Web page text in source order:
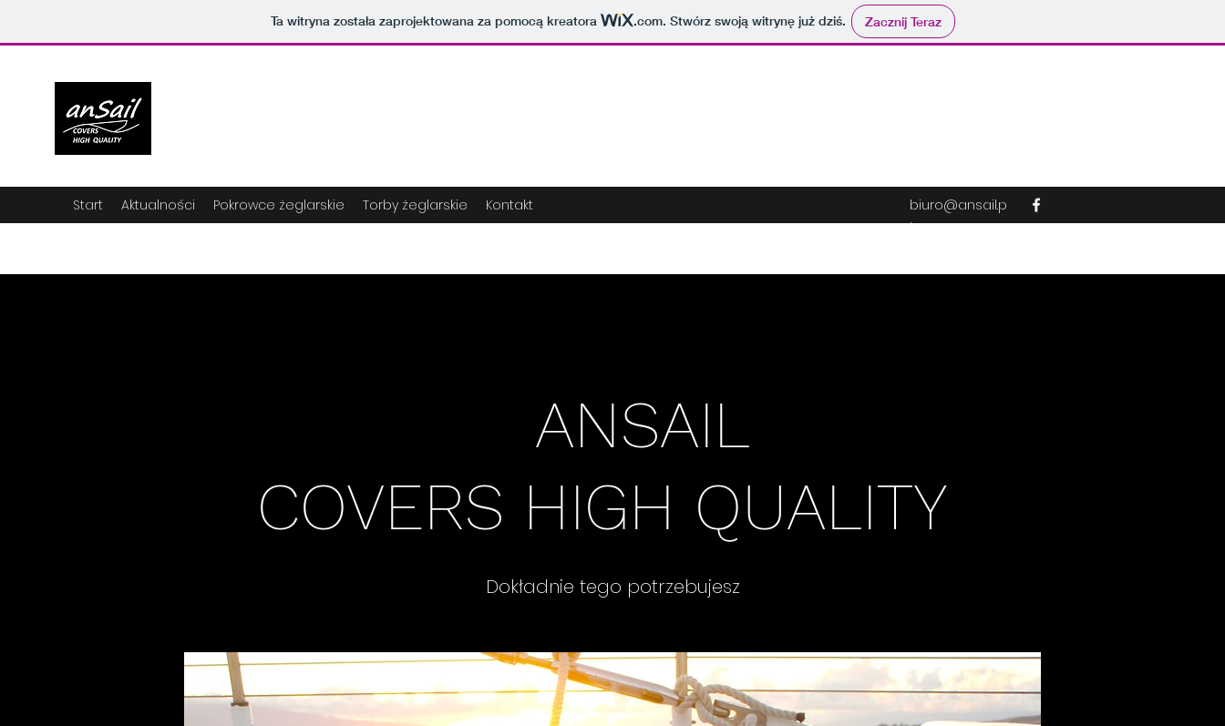
Ta witryna została zaprojektowana za pomocą kreatora .com. Stwórz swoją witrynę już dziś. Zacznij Teraz
Start Aktualności Pokrowce żeglarskie Torby żeglarskie Kontakt
biuro@ansail.p
l
ANSAIL
COVERS HIGH QUALITY
Dokładnie tego potrzebujesz